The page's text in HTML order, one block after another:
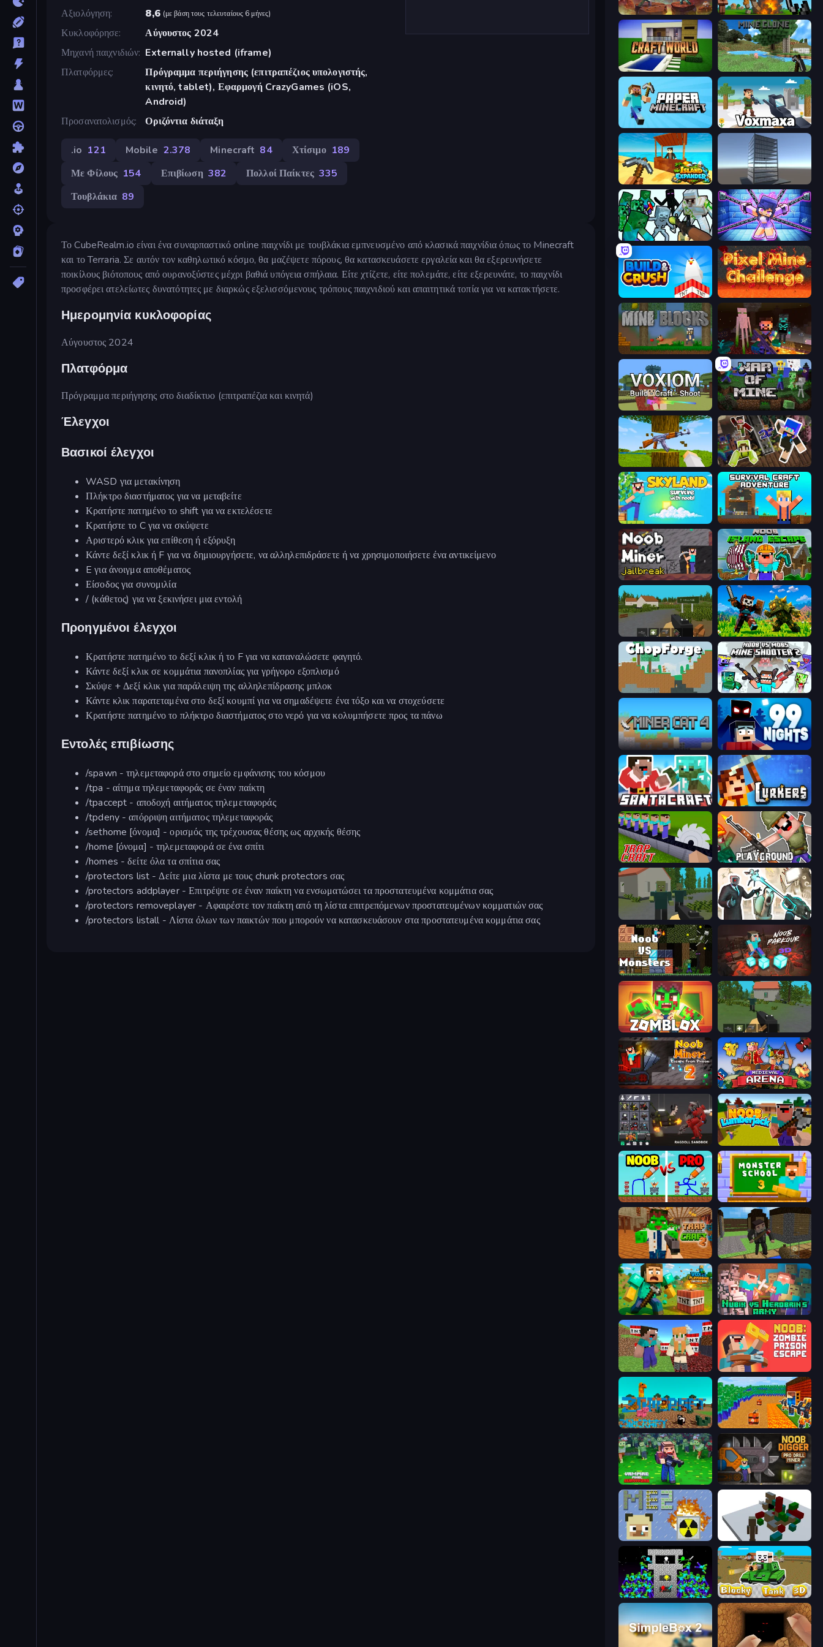
Αξιολόγηση
8,6 (με βάση τους τελευταίους 6 μήνες)
Κυκλοφόρησε
Αύγουστος 2024
Μηχανή παιχνιδιών Externally hosted (iframe)
Πλατφόρμες
Πρόγραμμα περιήγησης (επιτραπέζιος υπολογιστής,
κινητό, tablet), Εφαρμογή CrazyGames (iOS,
Android)
Προσανατολισμός
Οριζόντια διάταξη
.io 121 Mobile 2.378 Minecraft 84 Χτίσιμο 189
Με Φίλους 154 Επιβίωση 382 Πολλοί Παίκτες 335
Τουβλάκια 89
Το CubeRealm.io είναι ένα συναρπαστικό online παιχνίδι με τουβλάκια εμπνευσμένο από κλασικά παιχνίδια όπως το Minecraft
και το Terraria. Σε αυτόν τον καθηλωτικό κόσμο, θα μαζέψετε πόρους, θα κατασκευάσετε εργαλεία και θα εξερευνήσετε
ποικίλους βιότοπους από ουρανοξύστες μέχρι βαθιά υπόγεια σπήλαια. Είτε χτίζετε, είτε πολεμάτε, είτε εξερευνάτε, το παιχνίδι
προσφέρει ατελείωτες δυνατότητες με διαρκώς εξελισσόμενους τρόπους παιχνιδιού και απαιτητικά τοπία για να κατακτήσετε.
Ημερομηνία κυκλοφορίας
Αύγουστος 2024
Πλατφόρμα
Πρόγραμμα περιήγησης στο διαδίκτυο (επιτραπέζια και κινητά)
Έλεγχοι
Βασικοί έλεγχοι
WASD για μετακίνηση
Πλήκτρο διαστήματος για να μεταβείτε
Κρατήστε πατημένο το shift για να εκτελέσετε
Κρατήστε το C για να σκύψετε
Αριστερό κλικ για επίθεση ή εξόρυξη
Κάντε δεξί κλικ ή F για να δημιουργήσετε, να αλληλεπιδράσετε ή να χρησιμοποιήσετε ένα αντικείμενο
E για άνοιγμα αποθέματος
Είσοδος για συνομιλία
/ (κάθετος) για να ξεκινήσει μια εντολή
Προηγμένοι έλεγχοι
Κρατήστε πατημένο το δεξί κλικ ή το F για να καταναλώσετε φαγητό.
Κάντε δεξί κλικ σε κομμάτια πανοπλίας για γρήγορο εξοπλισμό
Σκύψε + Δεξί κλικ για παράλειψη της αλληλεπίδρασης μπλοκ
Κάντε κλικ παρατεταμένα στο δεξί κουμπί για να σημαδέψετε ένα τόξο και να στοχεύσετε
Κρατήστε πατημένο το πλήκτρο διαστήματος στο νερό για να κολυμπήσετε προς τα πάνω
Εντολές επιβίωσης
/spawn - τηλεμεταφορά στο σημείο εμφάνισης του κόσμου
/tpa - αίτημα τηλεμεταφοράς σε έναν παίκτη
/tpaccept - αποδοχή αιτήματος τηλεμεταφοράς
/tpdeny - απόρριψη αιτήματος τηλεμεταφοράς
/sethome [όνομα] - ορισμός της τρέχουσας θέσης ως αρχικής θέσης
/home [όνομα] - τηλεμεταφορά σε ένα σπίτι
/homes - δείτε όλα τα σπίτια σας
/protectors list - Δείτε μια λίστα με τους chunk protectors σας
/protectors addplayer - Επιτρέψτε σε έναν παίκτη να ενσωματώσει τα προστατευμένα κομμάτια σας
/protectors removeplayer - Αφαιρέστε τον παίκτη από τη λίστα επιτρεπόμενων προστατευμένων κομματιών σας
/protectors listall - Λίστα όλων των παικτών που μπορούν να κατασκευάσουν στα προστατευμένα κομμάτια σας
Miniblox Noob Fuse
Craft World Mine Clone
Paper Minecraft Voxmaxa
Island Expander Craft 3D
Mini Mine
Build and Crush Pixel Mine Challenge
Mine Blocks ZombieCraft
Voxiom.io War of Mine
Mine Shooter 3D Only Up Craft
Skyland Survive With Noob! Survival Craft Adventure
Noob Miner: Escape From Prison Noob: Island Escape
ZombieCraft.io CraftSlayer: Apocalypse
ChopForge Mine Shooter 2: Noob vs Mobs
Miner Cat 4 99 Nights (Bloxd.io)
SantaCraft Lurkers.io
Trap Craft Playground
Skibidi Toilets: Infection
Noob VS Monsters Noob Parkour 3D
Zomblox WorldZ
Noob Miner 2: Escape From Prison Medieval Arena
Last Play: Ragdoll Sandbox Idle Noob Lumberjack
DOP Noob: Draw to Save Monster School 3
Trap Craft 2 Block Pixel Gun Apocalypse 3
Voxel Playground: Ragdoll Noob Nubik vs Herobrin's Army
BoomCraft
ZooCraft Noob Tower Defense
Vampire Pixel Survivors Noob Digger: Pro Drill Miner
MineEnergy2 Craft Destroy
Stick Epic Fighter Blocky Tank 3D